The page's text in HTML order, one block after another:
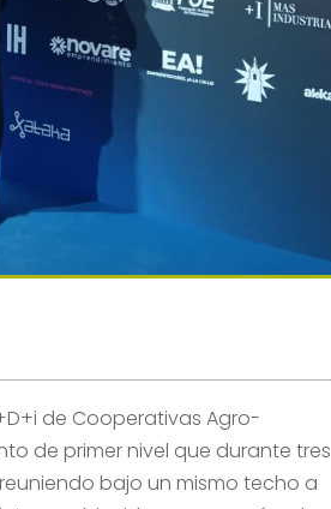
de Cooperativas Agro-
de primer nivel que durante tres
bajo un mismo techo a